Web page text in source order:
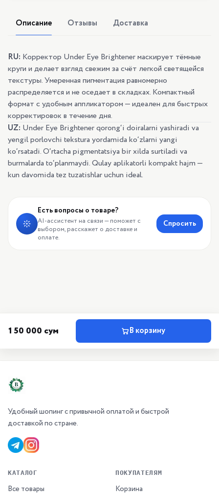
Описание Отзывы Доставка
RU: Корректор Under Eye Brightener маскирует тёмные
круги и делает взгляд свежим за счёт легкой светящейся
текстуры. Умеренная пигментация равномерно
распределяется и не оседает в складках. Компактный
формат с удобным аппликатором — идеален для быстрых
корректировок в течение дня.
UZ: Under Eye Brightener qorong‘i doiralarni yashiradi va
yengil porlovchi tekstura yordamida ko‘zlarni yangi
ko‘rsatadi. O‘rtacha pigmentatsiya bir xilda surtiladi va
burmalarda to‘planmaydi. Qulay aplikatorli kompakt hajm —
kun davomida tez tuzatishlar uchun ideal.
Есть вопросы о товаре?
AI-ассистент на связи — поможет с
выбором, расскажет о доставке и
оплате.
Спросить
150 000 сум В корзину
Удобный шопинг с привычной оплатой и быстрой
доставкой по стране.
КАТАЛОГ
Все товары
ПОКУПАТЕЛЯМ
Корзина